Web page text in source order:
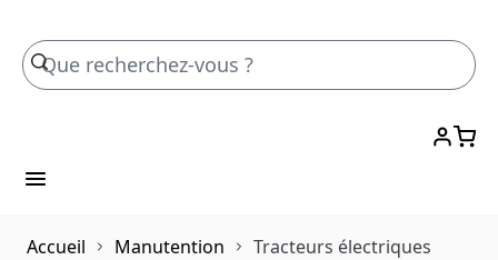
Accueil Manutention Tracteurs électriques